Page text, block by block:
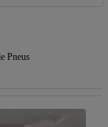
Pneus